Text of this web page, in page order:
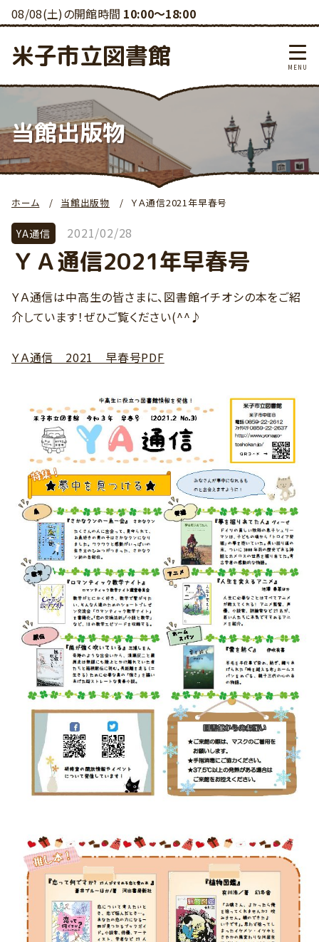
08/08(土)の開館時間 10:00～18:00
米子市立図書館
当館出版物
ホーム 当館出版物 ＹＡ通信2021年早春号
YA通信 2021/02/28
ＹＡ通信2021年早春号
ＹＡ通信は中高生の皆さまに、図書館イチオシの本をご紹
介しています！ぜひご覧ください(^^♪
ＹＡ通信 2021 早春号PDF